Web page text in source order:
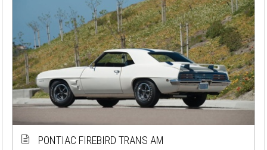
PONTIAC FIREBIRD TRANS AM